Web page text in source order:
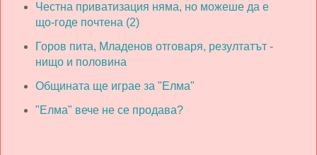
Честна приватизация няма, но можеше да е
що-годе почтена (2)
Горов пита, Младенов отговаря, резултатът -
нищо и половина
Общината ще играе за "Елма"
"Елма" вече не се продава?